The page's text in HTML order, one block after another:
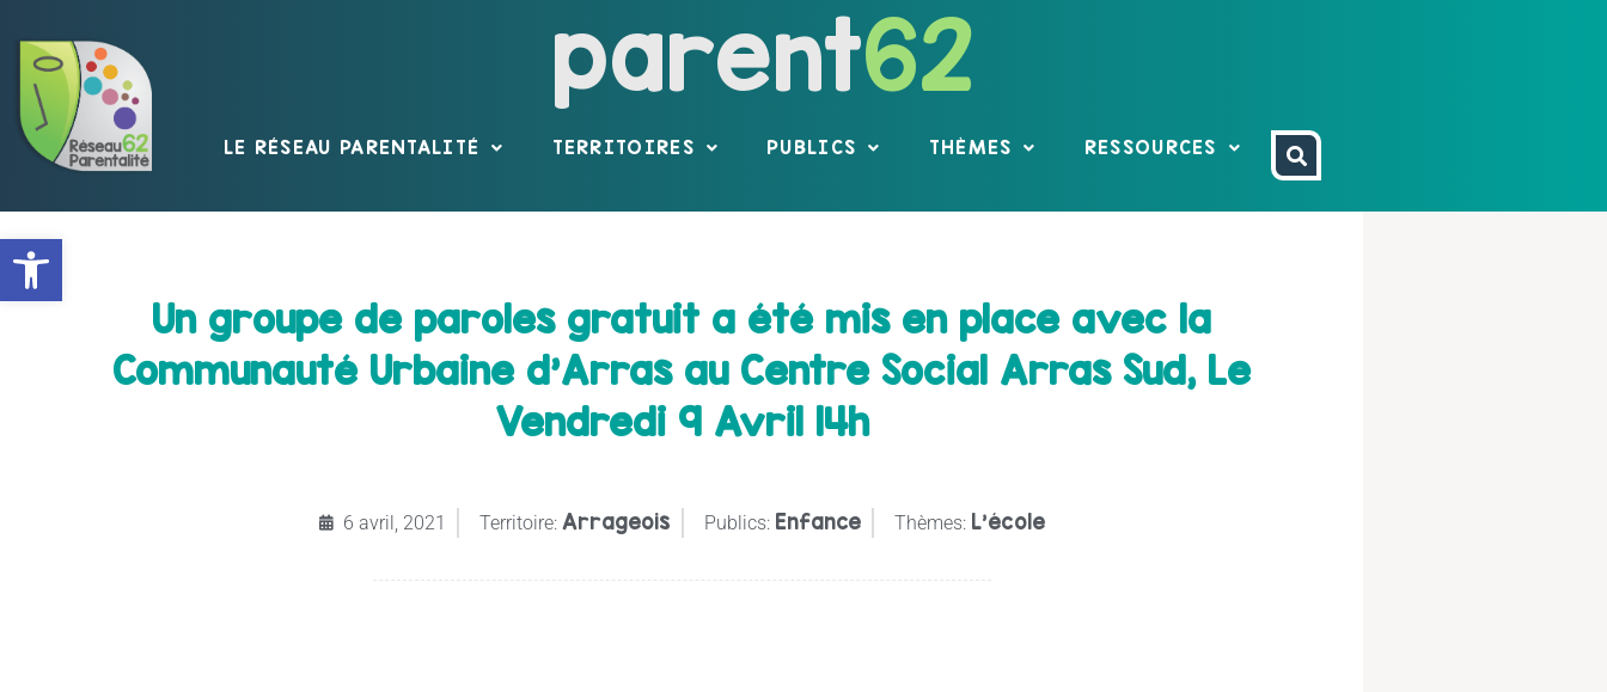
Ouvrir la barre d’outils
parent62
LE RÉSEAU PARENTALITÉ TERRITOIRES PUBLICS THÈMES RESSOURCES
Un groupe de paroles gratuit a été mis en place avec la
Communauté Urbaine d’Arras au Centre Social Arras Sud, Le
Vendredi 9 Avril 14h
6 avril, 2021 Territoire: Arrageois Publics: Enfance Thèmes: L'école